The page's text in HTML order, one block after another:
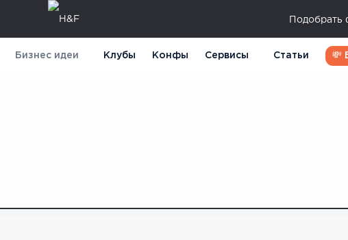
Бизнес идеи Клубы Конфы Сервисы Статьи 💸